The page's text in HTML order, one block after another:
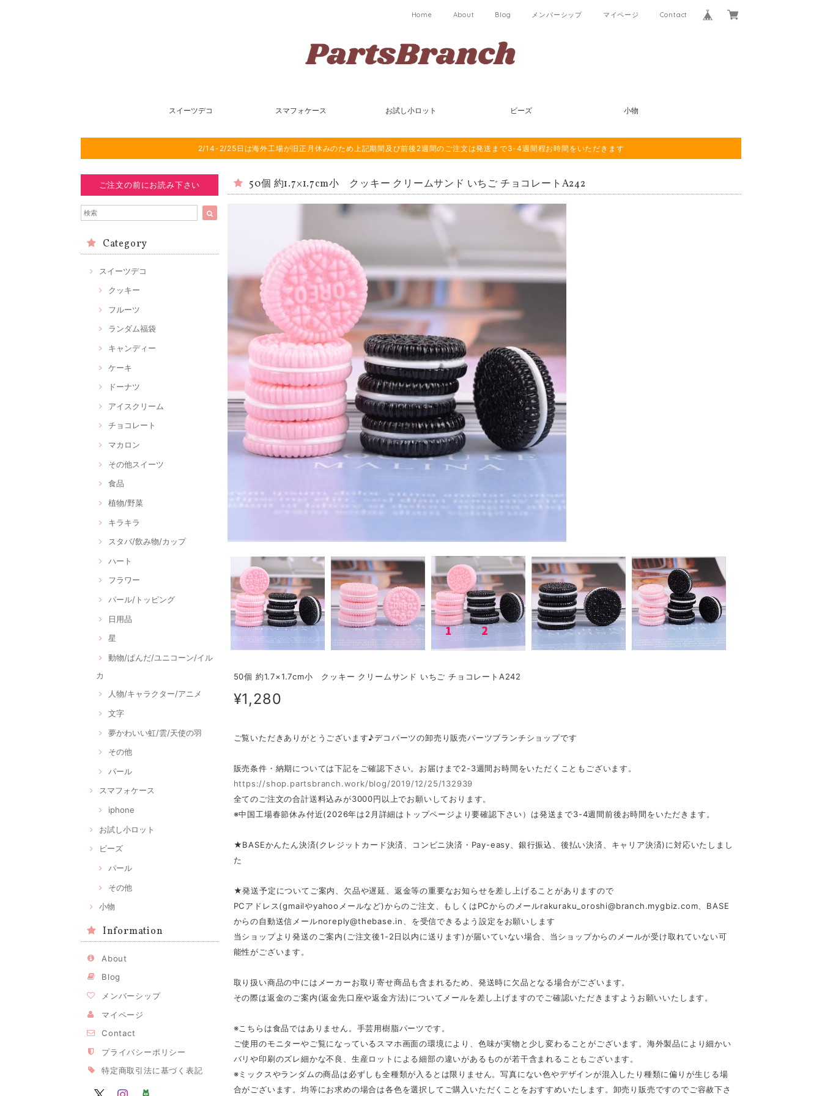
Home About Blog メンバーシップ マイページ Contact
スイーツデコ スマフォケース お試し小ロット ビーズ 小物
2/14-2/25日は海外工場が旧正月休みのため上記期間及び前後2週間のご注文は発送まで3-4週間程お時間をいただきます
ご注文の前にお読み下さい
Category
スイーツデコ
クッキー
フルーツ
ランダム福袋
キャンディー
ケーキ
ドーナツ
アイスクリーム
チョコレート
マカロン
その他スイーツ
食品
植物/野菜
キラキラ
スタバ/飲み物/カップ
ハート
フラワー
パール/トッピング
日用品
星
動物/ぱんだ/ユニコーン/イル
カ
人物/キャラクター/アニメ
文字
夢かわいい虹/雲/天使の羽
その他
パール
スマフォケース
iphone
お試し小ロット
ビーズ
パール
その他
小物
Information
About
Blog
メンバーシップ
マイページ
Contact
プライバシーポリシー
特定商取引法に基づく表記
50個 約1.7×1.7cm小 クッキー クリームサンド いちご チョコレートA242
50個 約1.7×1.7cm小 クッキー クリームサンド いちご チョコレートA242
¥1,280
ご覧いただきありがとうございます♪デコパーツの卸売り販売パーツブランチショップです
販売条件・納期については下記をご確認下さい。お届けまで2-3週間お時間をいただくこともございます。
https://shop.partsbranch.work/blog/2019/12/25/132939
全てのご注文の合計送料込みが3000円以上でお願いしております。
※中国工場春節休み付近(2026年は2月詳細はトップページより要確認下さい）は発送まで3-4週間前後お時間をいただきます。
★BASEかんたん決済(クレジットカード決済、コンビニ決済・Pay-easy、銀行振込、後払い決済、キャリア決済)に対応いたしまし
た
★発送予定についてご案内、欠品や遅延、返金等の重要なお知らせを差し上げることがありますので
PCアドレス(gmailやyahooメールなど)からのご注文、もしくはPCからのメールrakuraku_oroshi@branch.mygbiz.com 、BASE
からの自動送信メールnoreply@thebase.in
、を受信できるよう設定をお願いします
当ショップより発送のご案内(ご注文後1-2日以内に送ります)が届いていない場合、当ショップからのメールが受け取れていない可
能性がございます。
取り扱い商品の中にはメーカーお取り寄せ商品も含まれるため、発送時に欠品となる場合がございます。
その際は返金のご案内(返金先口座や返金方法)についてメールを差し上げますのでご確認いただきますようお願いいたします。
※こちらは食品ではありません。手芸用樹脂パーツです。
ご使用のモニターやご覧になっているスマホ画面の環境により、色味が実物と少し変わることがございます。海外製品により細かい
バリや印刷のズレ細かな不良、生産ロットによる細部の違いがあるものが若干含まれることもございます。
※ミックスやランダムの商品は必ずしも全種類が入るとは限りません。写真にない色やデザインが混入したり種類に偏りが生じる場
合がございます。均等にお求めの場合は各色を選択してご購入いただくことをおすすめいたします。卸売り販売ですのでご容赦下さ